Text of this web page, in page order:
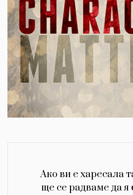
Ако ви е харесала
ще се радваме да я